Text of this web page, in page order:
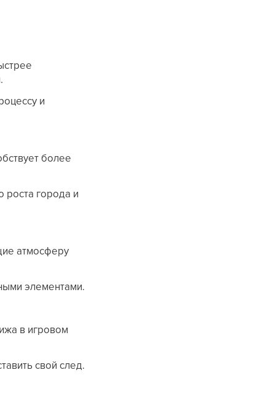
и
более
роста города и
атмосферу
элементами.
в игровом
свой след.